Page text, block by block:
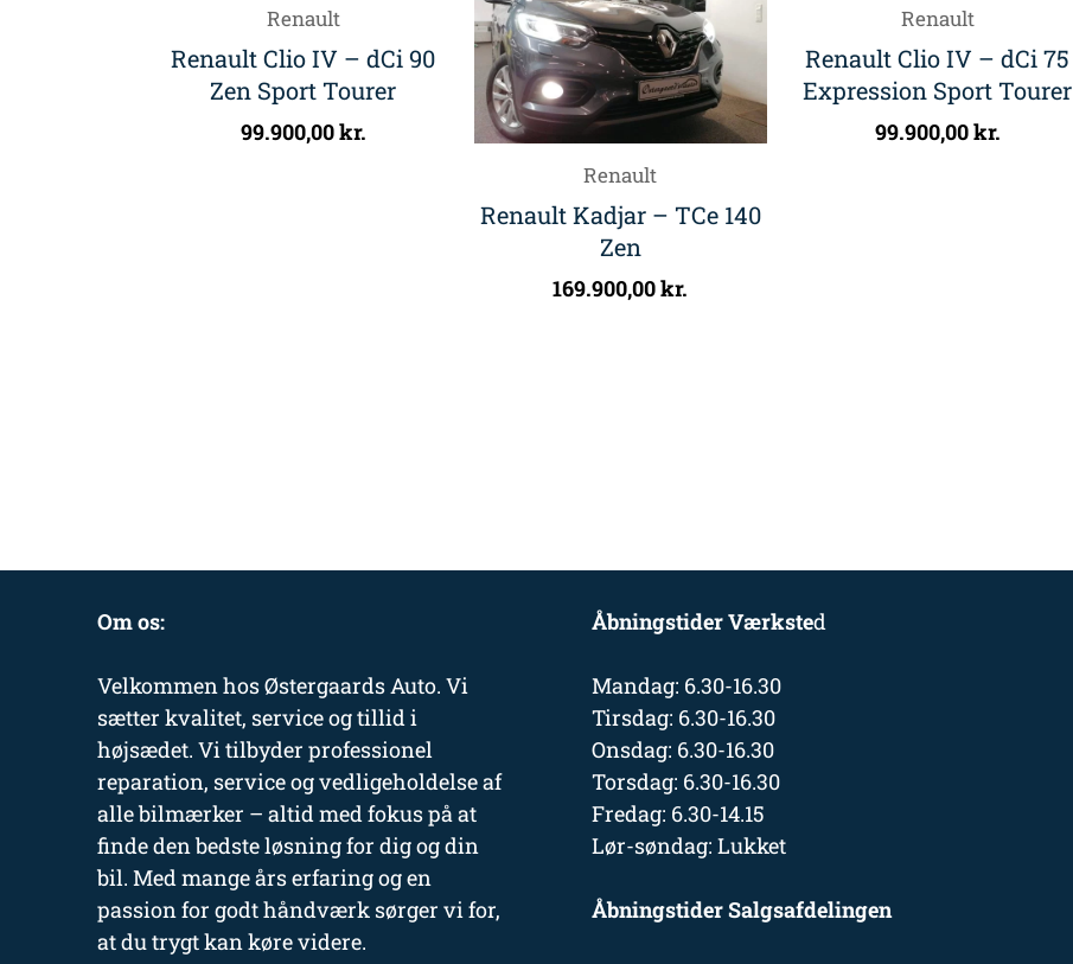
Renault
Renault Clio IV – dCi 90
Zen Sport Tourer
99.900,00kr.
Renault
Renault Kadjar – TCe 140
Zen
169.900,00kr.
Renault
Renault Clio IV – dCi 75
Expression Sport Tourer
99.900,00kr.
Om os:
Velkommen hos Østergaards Auto. Vi
sætter kvalitet, service og tillid i
højsædet. Vi tilbyder professionel
reparation, service og vedligeholdelse af
alle bilmærker – altid med fokus på at
finde den bedste løsning for dig og din
bil. Med mange års erfaring og en
passion for godt håndværk sørger vi for,
at du trygt kan køre videre.
Åbningstider Værksted
Mandag: 6.30-16.30
Tirsdag: 6.30-16.30
Onsdag: 6.30-16.30
Torsdag: 6.30-16.30
Fredag: 6.30-14.15
Lør-søndag: Lukket
Åbningstider Salgsafdelingen